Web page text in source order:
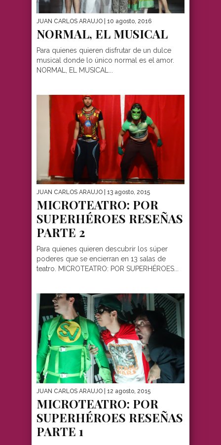
JUAN CARLOS ARAUJO | 10 agosto, 2016
NORMAL, EL MUSICAL
Para quienes quieren disfrutar de un dulce
musical donde lo único normal es el amor.
NORMAL, EL MUSICAL...
JUAN CARLOS ARAUJO | 13 agosto, 2015
MICROTEATRO: POR
SUPERHÉROES RESEÑAS
PARTE 2
Para quienes quieren descubrir los súper
poderes que se encierran en 13 salas de
teatro. MICROTEATRO: POR SUPERHÉROES...
JUAN CARLOS ARAUJO | 12 agosto, 2015
MICROTEATRO: POR
SUPERHÉROES RESEÑAS
PARTE 1